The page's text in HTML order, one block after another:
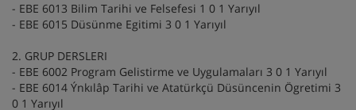
- EBE 6013 Bilim Tarihi ve Felsefesi 1 0 1 Yarıyıl
- EBE 6015 Düsünme Egitimi 3 0 1 Yarıyıl
2. GRUP DERSLERI
- EBE 6002 Program Gelistirme ve Uygulamaları 3 0 1 Yarıyıl
- EBE 6014 Ýnkılâp Tarihi ve Atatürkçü Düsüncenin Ögretimi 3
0 1 Yarıyıl